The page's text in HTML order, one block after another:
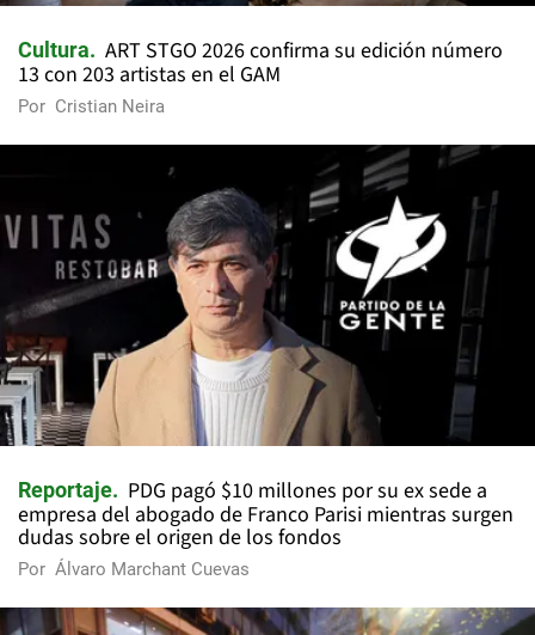
Cultura
ART STGO 2026 confirma su edición número
13 con 203 artistas en el GAM
Por Cristian Neira
Reportaje
PDG pagó $10 millones por su ex sede a
empresa del abogado de Franco Parisi mientras surgen
dudas sobre el origen de los fondos
Por Álvaro Marchant Cuevas